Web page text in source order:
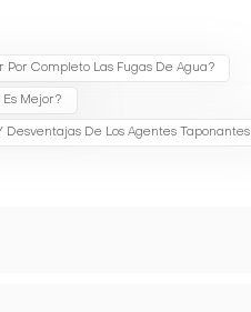
Completo Las Fugas De Agua?
Mejor?
Desventajas De Los Agentes Taponantes